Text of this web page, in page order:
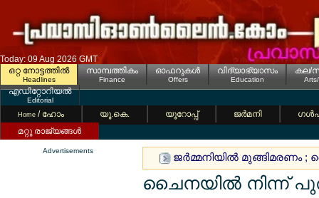
Today: 09 Aug 2026 GMT
ഒറ്റ നോട്ടത്തില്‍
Headlines
സാമ്പത്തികം
Finance
ഓഫറുകള്‍
Offers
വിദ്യാഭ്യാസം
Education
കല/
എഡിറ്റോറിയല്‍
Editorial
Home / ഹോം യൂ.കെ. യൂറോപ്പ് ജര്‍മനി
മറ്റു രാജ്യങ്ങള്‍
Advertisements
ജര്‍മ്മനിയില്‍ മുങ്ങിമരണം ;
ചൈനയില്‍ നിന്ന്